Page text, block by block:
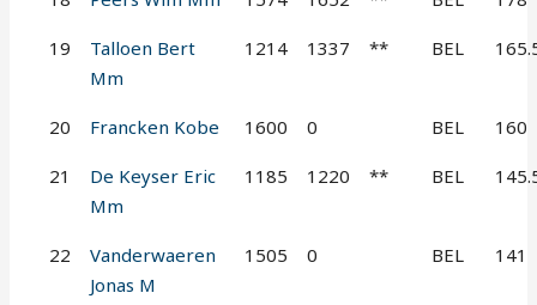
19
Talloen Bert
Mm
1214 1337 ** BEL
20 Francken Kobe 1600 0 BEL 160
21
De Keyser Eric
Mm
1185 1220 ** BEL
22
Vanderwaeren
Jonas M
1505 0 BEL 141